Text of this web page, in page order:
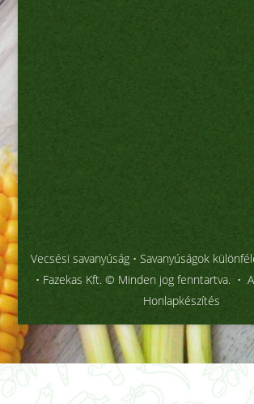
Vecsési savanyúság • Savanyúságok
• Fazekas Kft. © Minden jog fenntartva. •
Honlapkészítés